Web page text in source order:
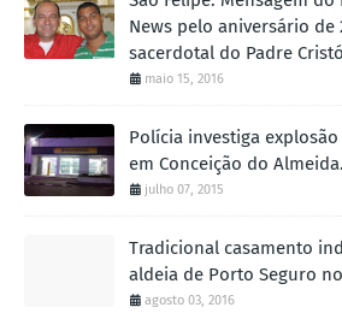
News pelo aniversário de
sacerdotal do Padre
maio 15, 2016
Polícia investiga
em Conceição do Almeida.
julho 07, 2015
Tradicional casamento
aldeia de Porto Seguro
agosto 03, 2016